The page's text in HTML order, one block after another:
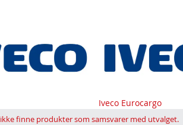
Iveco Eurocargo
finne produkter som samsvarer med utvalget.